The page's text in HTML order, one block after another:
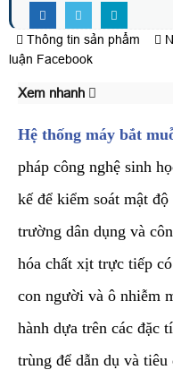
Thông tin sản phẩm
luận Facebook
Xem nhanh
Hệ thống máy bắt
pháp công nghệ sinh
kế để kiểm soát mật
trường dân dụng và
hóa chất xịt trực tiếp
con người và ô nhiễm
hành dựa trên các đặc
trùng để dẫn dụ và